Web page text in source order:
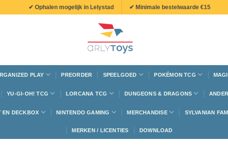
✔ Ophalen mogelijk in Lelystad ✔ Minimale bestelwaarde €15
PLAY PREORDER SPEELGOED POKÉMON TCG
YU-GI-OH! TCG LORCANA TCG DUNGEONS & DRAGONS
EN DECKBOX NINTENDO GAMING MERCHANDISE SYLVANIAN
MERKEN / LICENTIES DOWNLOAD